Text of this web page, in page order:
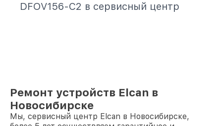
DFOV156-C2 в сервисный центр
Ремонт устройств Elcan в
Новосибирске
Мы, сервисный центр Elcan в Новосибирске,